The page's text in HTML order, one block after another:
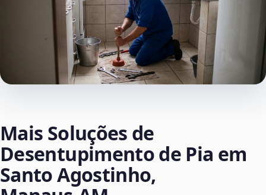
Mais Soluções de
Desentupimento de Pia em
Santo Agostinho,